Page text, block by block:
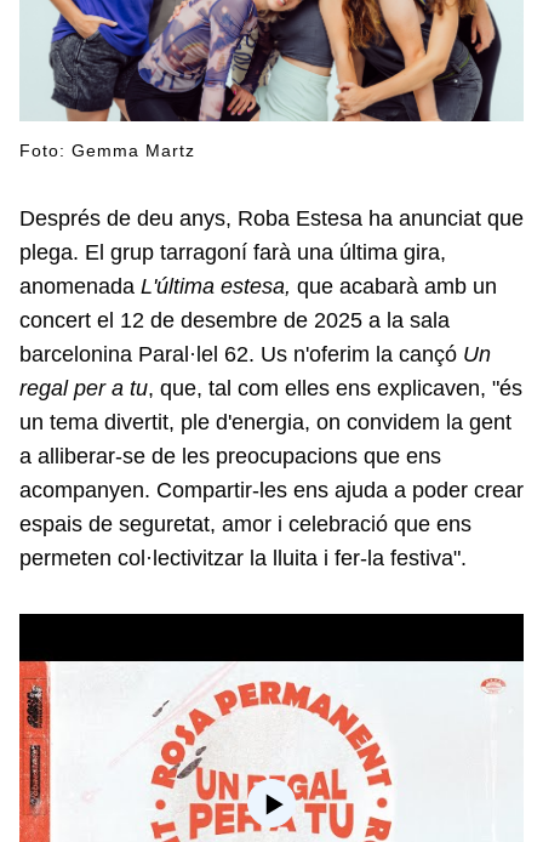
Foto: Gemma Martz
Després de deu anys, Roba Estesa ha anunciat que
plega. El grup tarragoní farà una última gira,
anomenada L'última estesa, que acabarà amb un
concert el 12 de desembre de 2025 a la sala
barcelonina Paral·lel 62. Us n'oferim la cançó Un
regal per a tu, que, tal com elles ens explicaven, "és
un tema divertit, ple d'energia, on convidem la gent
a alliberar-se de les preocupacions que ens
acompanyen. Compartir-les ens ajuda a poder crear
espais de seguretat, amor i celebració que ens
permeten col·lectivitzar la lluita i fer-la festiva".